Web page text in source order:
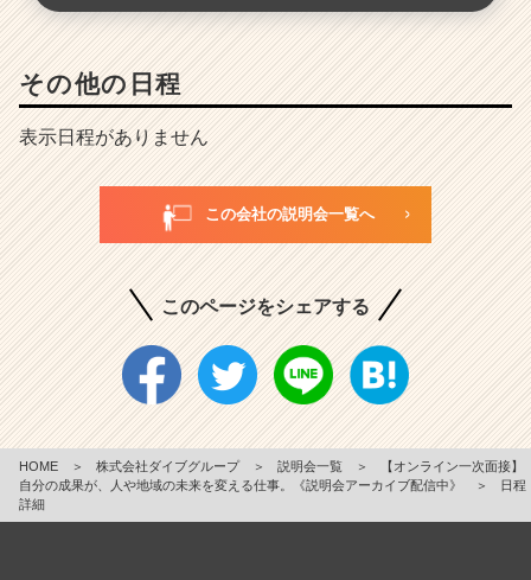
その他の日程
表示日程がありません
この会社の説明会一覧へ
このページをシェアする
HOME ＞ 株式会社ダイブグループ ＞ 説明会一覧 ＞
【オンライン一次面接】
自分の成果が、人や地域の未来を変える仕事。《説明会アーカイブ配信中》
＞
日程
詳細